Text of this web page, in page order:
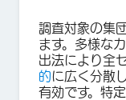
調査対象の集
ます。多様な
出法により全
的に広く分散
有効です。特